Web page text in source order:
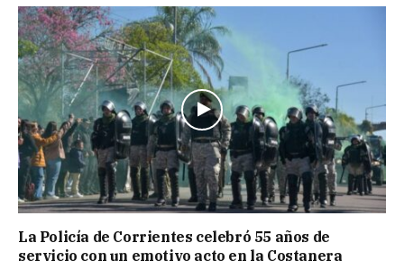
La Policía de Corrientes celebró 55 años de
servicio con un emotivo acto en la Costanera